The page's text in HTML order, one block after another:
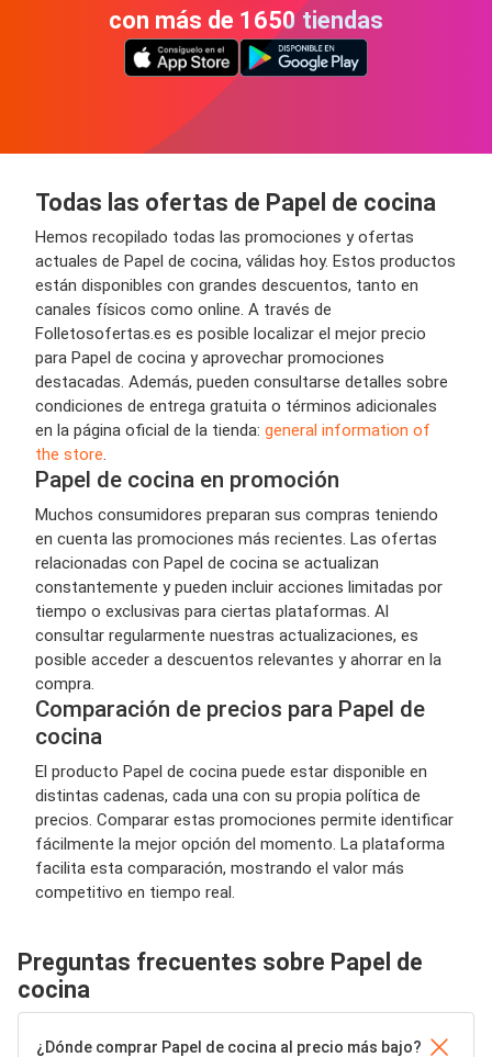
con más de 1650 tiendas
Todas las ofertas de Papel de cocina
Hemos recopilado todas las promociones y ofertas
actuales de Papel de cocina, válidas hoy. Estos productos
están disponibles con grandes descuentos, tanto en
canales físicos como online. A través de
Folletosofertas.es es posible localizar el mejor precio
para Papel de cocina y aprovechar promociones
destacadas. Además, pueden consultarse detalles sobre
condiciones de entrega gratuita o términos adicionales
en la página oficial de la tienda: general information of
the store
Papel de cocina en promoción
Muchos consumidores preparan sus compras teniendo
en cuenta las promociones más recientes. Las ofertas
relacionadas con Papel de cocina se actualizan
constantemente y pueden incluir acciones limitadas por
tiempo o exclusivas para ciertas plataformas. Al
consultar regularmente nuestras actualizaciones, es
posible acceder a descuentos relevantes y ahorrar en la
compra.
Comparación de precios para Papel de
cocina
El producto Papel de cocina puede estar disponible en
distintas cadenas, cada una con su propia política de
precios. Comparar estas promociones permite identificar
fácilmente la mejor opción del momento. La plataforma
facilita esta comparación, mostrando el valor más
competitivo en tiempo real.
Preguntas frecuentes sobre Papel de
cocina
¿Dónde comprar Papel de cocina al precio más bajo?